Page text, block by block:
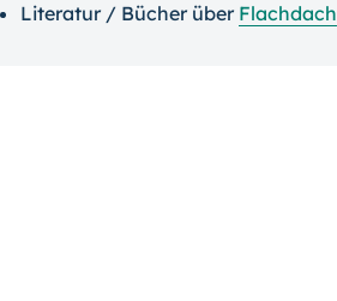
Literatur / Bücher über Flachdach